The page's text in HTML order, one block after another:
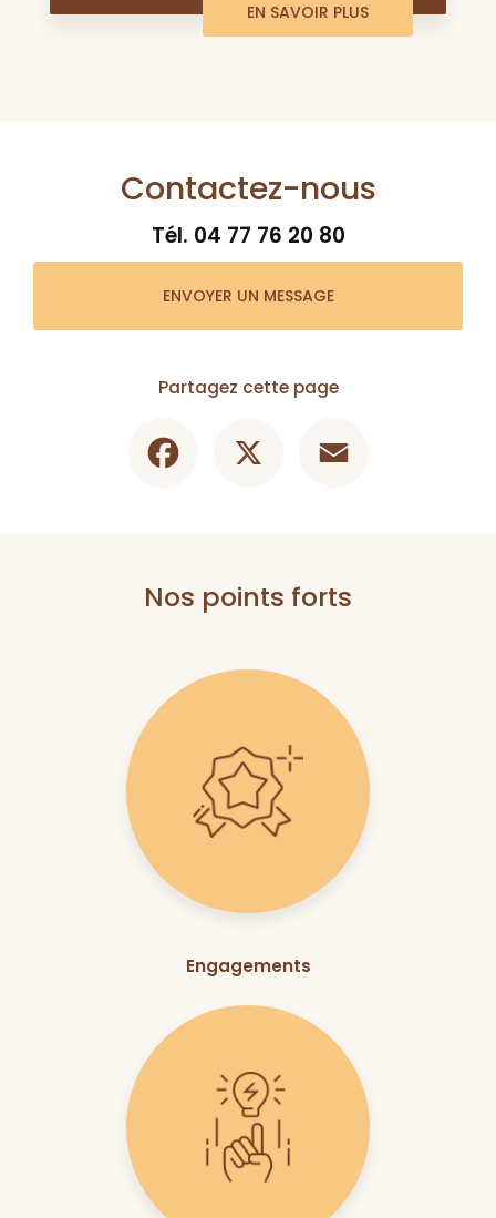
EN SAVOIR PLUS
Contactez-nous
Tél. 04 77 76 20 80
ENVOYER UN MESSAGE
Partagez cette page
Nos points forts
Engagements